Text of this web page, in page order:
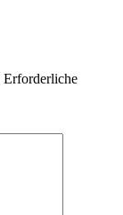
Erforderliche